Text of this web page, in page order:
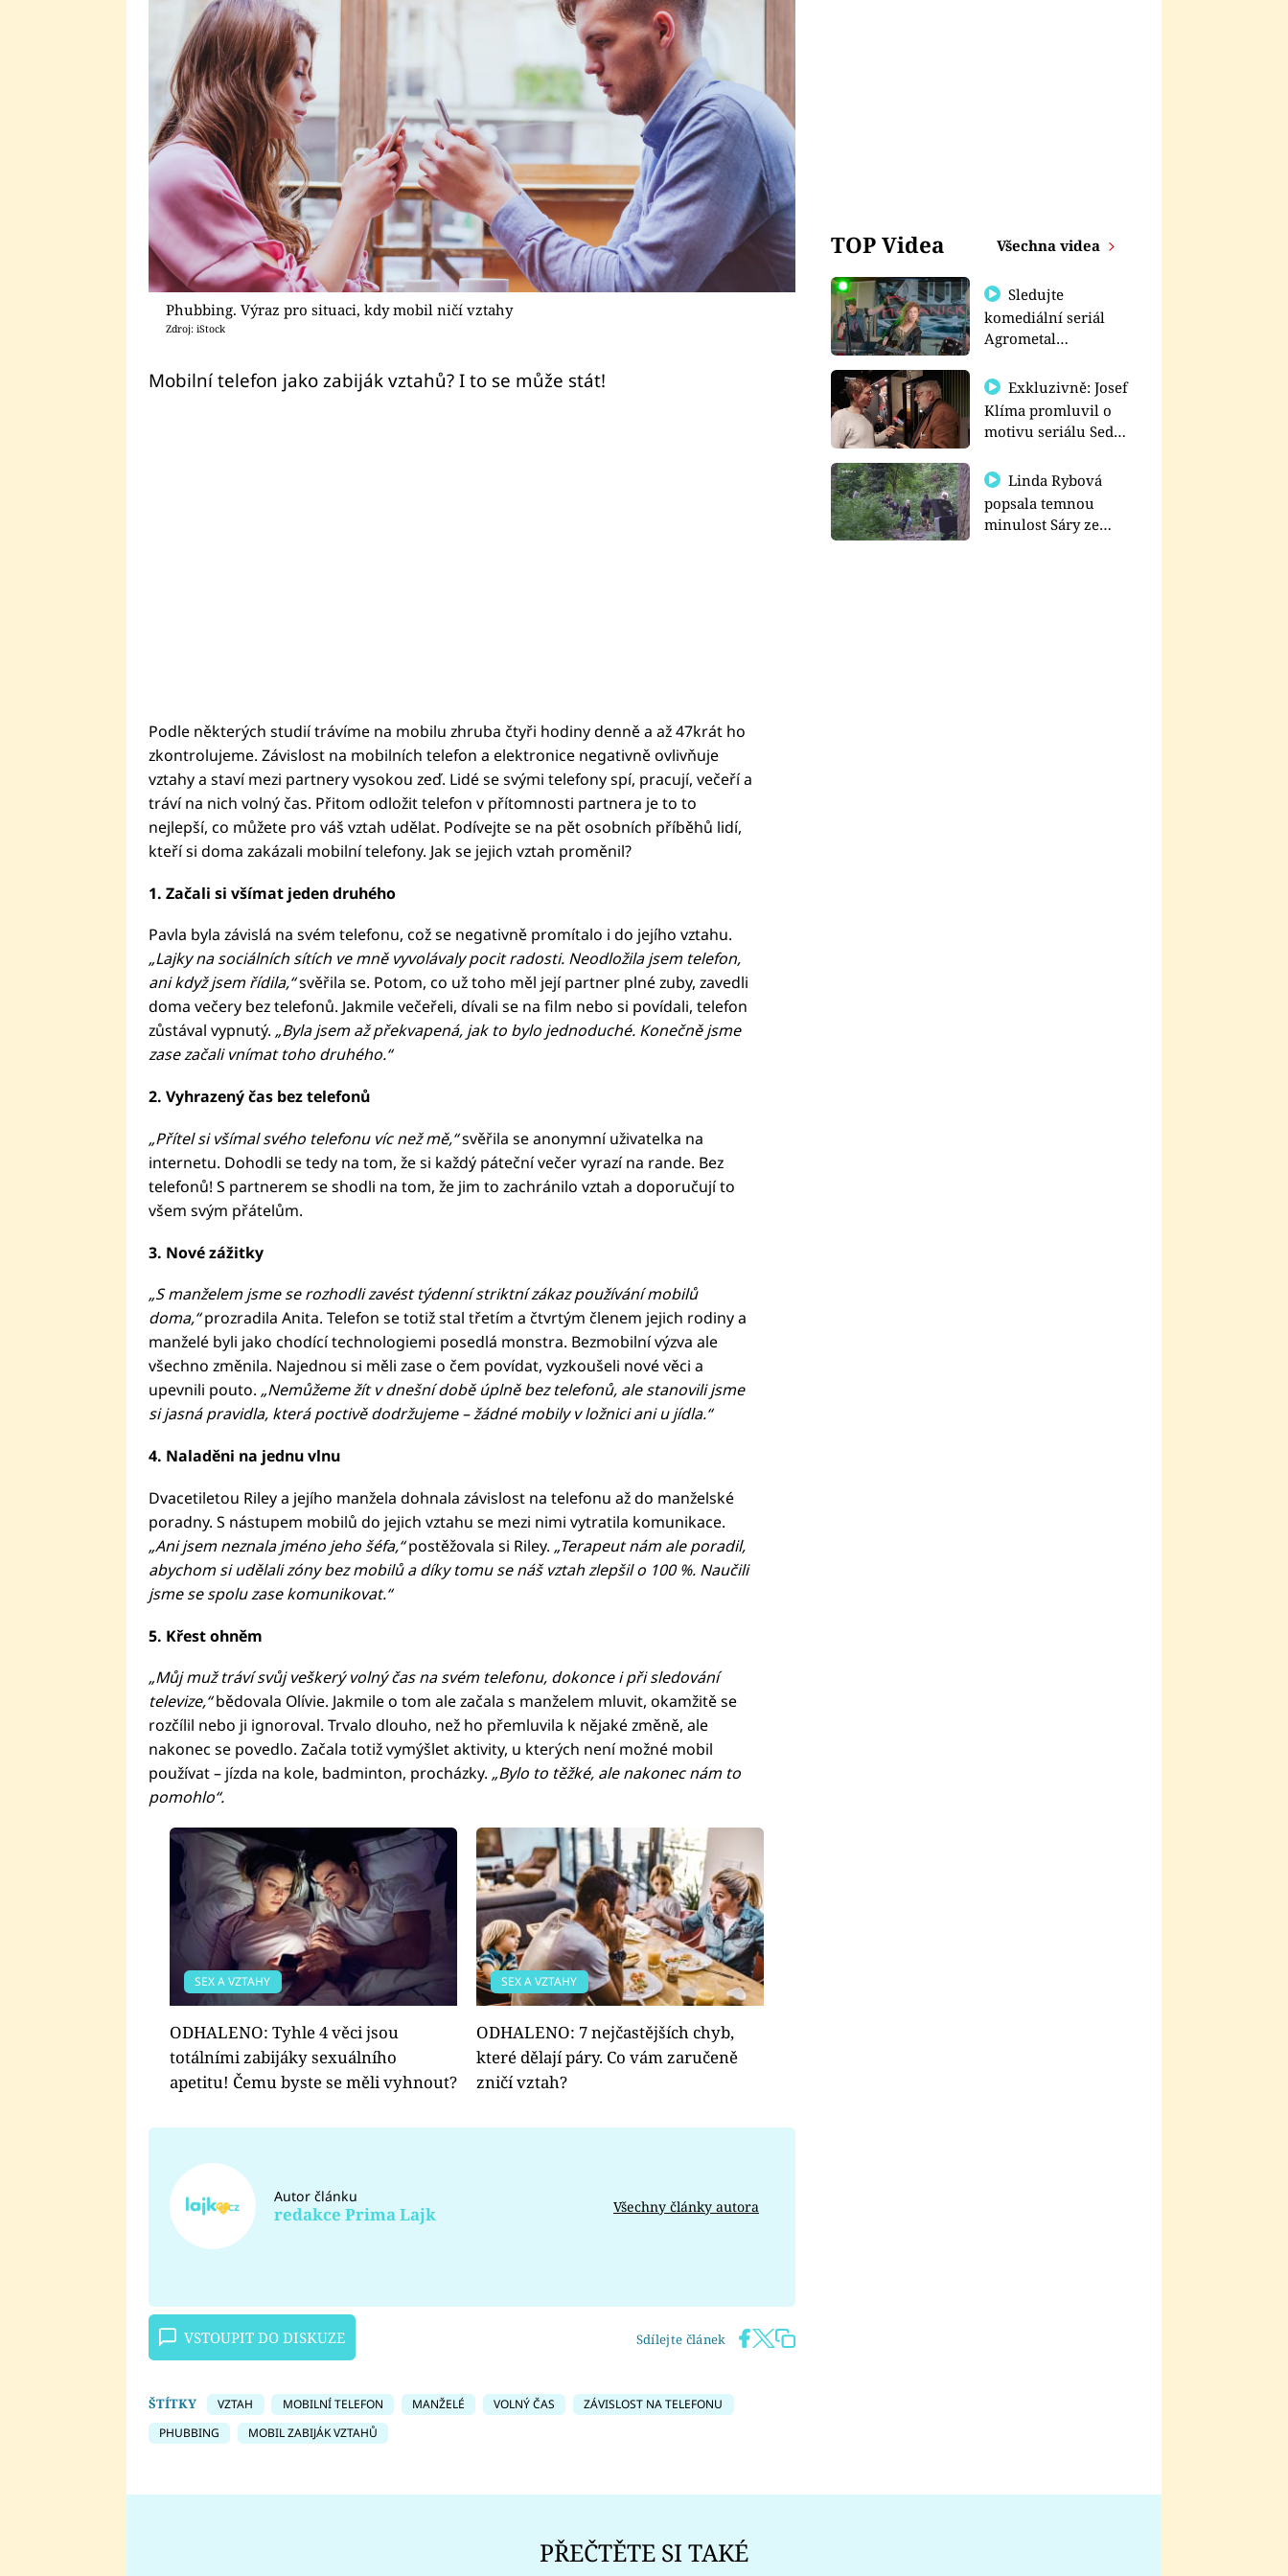
Phubbing. Výraz pro situaci, kdy mobil ničí vztahy
Zdroj: iStock
Mobilní telefon jako zabiják vztahů? I to se může stát!
Podle některých studií trávíme na mobilu zhruba čtyři hodiny denně a až 47krát ho
zkontrolujeme. Závislost na mobilních telefon a elektronice negativně ovlivňuje
vztahy a staví mezi partnery vysokou zeď. Lidé se svými telefony spí, pracují, večeří a
tráví na nich volný čas. Přitom odložit telefon v přítomnosti partnera je to to
nejlepší, co můžete pro váš vztah udělat. Podívejte se na pět osobních příběhů lidí,
kteří si doma zakázali mobilní telefony. Jak se jejich vztah proměnil?
1. Začali si všímat jeden druhého
Pavla byla závislá na svém telefonu, což se negativně promítalo i do jejího vztahu.
„Lajky na sociálních sítích ve mně vyvolávaly pocit radosti. Neodložila jsem telefon,
ani když jsem řídila,“svěřila se. Potom, co už toho měl její partner plné zuby, zavedli
doma večery bez telefonů. Jakmile večeřeli, dívali se na film nebo si povídali, telefon
zůstával vypnutý. „Byla jsem až překvapená, jak to bylo jednoduché. Konečně jsme
zase začali vnímat toho druhého.“
2. Vyhrazený čas bez telefonů
„Přítel si všímal svého telefonu víc než mě,“svěřila se anonymní uživatelka na
internetu. Dohodli se tedy na tom, že si každý páteční večer vyrazí na rande. Bez
telefonů! S partnerem se shodli na tom, že jim to zachránilo vztah a doporučují to
všem svým přátelům.
3. Nové zážitky
„S manželem jsme se rozhodli zavést týdenní striktní zákaz používání mobilů
doma,“prozradila Anita. Telefon se totiž stal třetím a čtvrtým členem jejich rodiny a
manželé byli jako chodící technologiemi posedlá monstra. Bezmobilní výzva ale
všechno změnila. Najednou si měli zase o čem povídat, vyzkoušeli nové věci a
upevnili pouto. „Nemůžeme žít v dnešní době úplně bez telefonů, ale stanovili jsme
si jasná pravidla, která poctivě dodržujeme – žádné mobily v ložnici ani u jídla.“
4. Naladěni na jednu vlnu
Dvacetiletou Riley a jejího manžela dohnala závislost na telefonu až do manželské
poradny. S nástupem mobilů do jejich vztahu se mezi nimi vytratila komunikace.
„Ani jsem neznala jméno jeho šéfa,“postěžovala si Riley. „Terapeut nám ale poradil,
abychom si udělali zóny bez mobilů a díky tomu se náš vztah zlepšil o 100 %. Naučili
jsme se spolu zase komunikovat.“
5. Křest ohněm
„Můj muž tráví svůj veškerý volný čas na svém telefonu, dokonce i při sledování
televize,“bědovala Olívie. Jakmile o tom ale začala s manželem mluvit, okamžitě se
rozčílil nebo ji ignoroval. Trvalo dlouho, než ho přemluvila k nějaké změně, ale
nakonec se povedlo. Začala totiž vymýšlet aktivity, u kterých není možné mobil
používat – jízda na kole, badminton, procházky. „Bylo to těžké, ale nakonec nám to
pomohlo“.
SEX A VZTAHY
ODHALENO: Tyhle 4 věci jsou
totálními zabijáky sexuálního
apetitu! Čemu byste se měli vyhnout?
SEX A VZTAHY
ODHALENO: 7 nejčastějších chyb,
které dělají páry. Co vám zaručeně
zničí vztah?
Autor článku
redakce Prima Lajk Všechny články autora
VSTOUPIT DO DISKUZE Sdílejte článek
ŠTÍTKY VZTAH MOBILNÍ TELEFON MANŽELÉ VOLNÝ ČAS
ZÁVISLOST NA TELEFONU
PHUBBING
MOBIL ZABIJÁK VZTAHŮ
TOP Videa Všechna videa
Sledujte
komediální seriál
Agrometal
prima+
Exkluzivně: Josef
Klíma promluvil o
motivu seriálu Sedm
Linda Rybová
popsala temnou
minulost Sáry ze
PŘEČTĚTE SI TAKÉ